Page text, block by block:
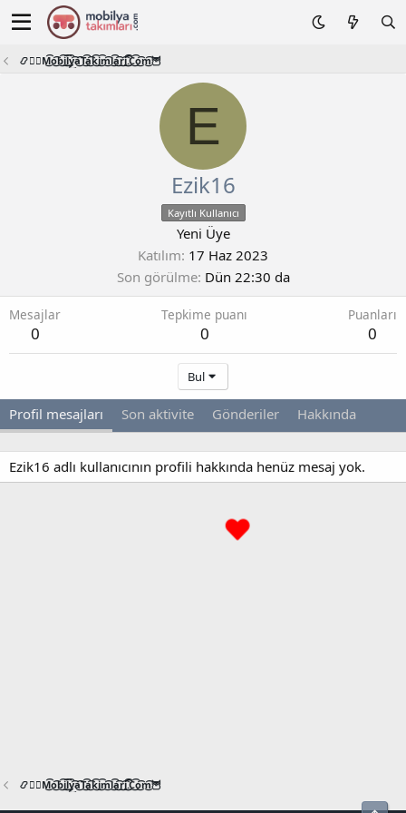
📿🧙‍♂️M͜͡o͜͡b͜͡i͜͡l͜͡y͜͡a͜͡T͜͡a͜͡k͜͡i͜͡m͜͡l͜͡a͜͡r͜͡i͜͡.͜͡C͜͡o͜͡m͜͡🦉
E
Ezik16
Kayıtlı Kullanıcı
Yeni Üye
Katılım 17 Haz 2023
Son görülme Dün 22:30 da
Mesajlar
0
Tepkime puanı
0
Puanları
0
Bul
Profil mesajları Son aktivite Gönderiler Hakkında
Ezik16 adlı kullanıcının profili hakkında henüz mesaj yok.
📿🧙‍♂️M͜͡o͜͡b͜͡i͜͡l͜͡y͜͡a͜͡T͜͡a͜͡k͜͡i͜͡m͜͡l͜͡a͜͡r͜͡i͜͡.͜͡C͜͡o͜͡m͜͡🦉